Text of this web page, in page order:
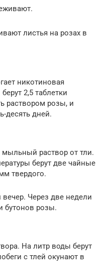
листья на розах в
никотиновая
2,5 таблетки
раствором розы, и
десять дней.
раствор от тли.
берут две чайные
твердого.
Через две недели
бутонов розы.
На литр воды берут
с тлей окунают в